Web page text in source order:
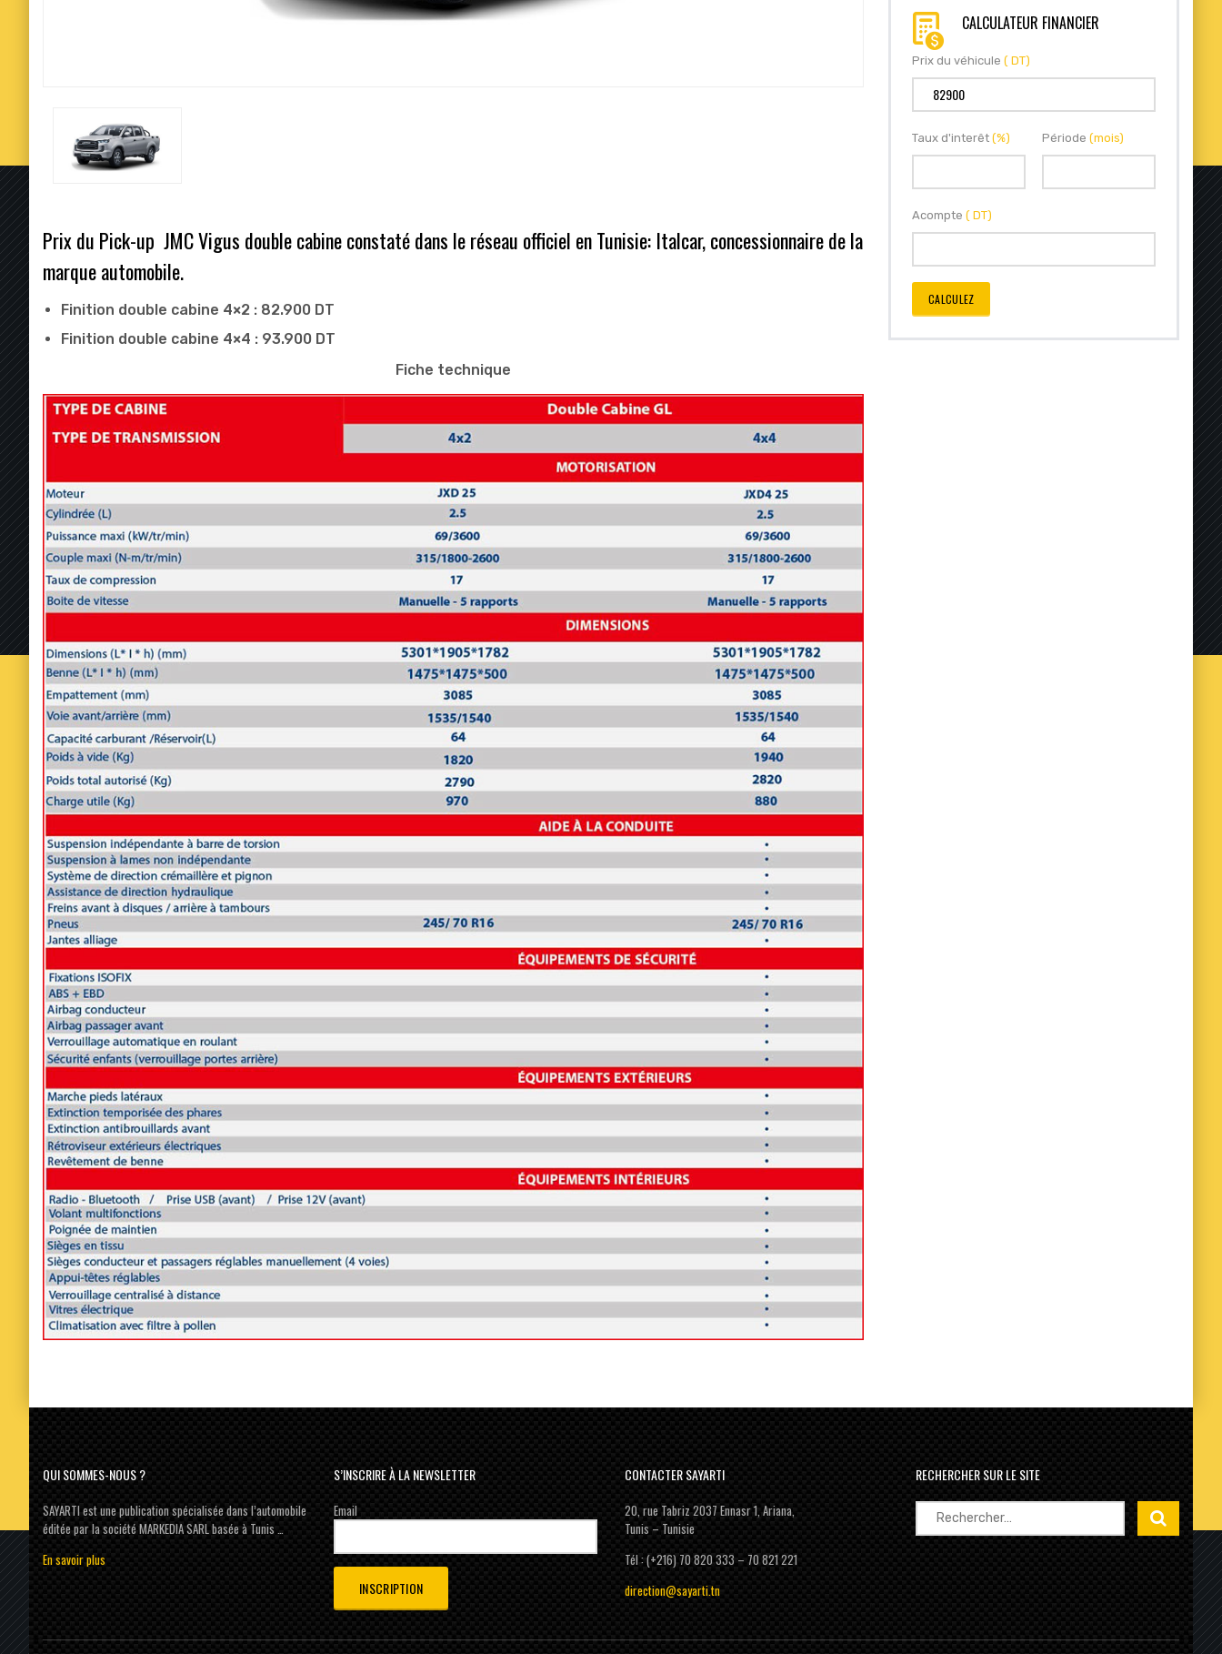
Prix du Pick-up JMC Vigus double cabine constaté dans le réseau officiel en Tunisie: Italcar, concessionnaire de la
marque automobile.
Finition double cabine 4×2 : 82.900 DT
Finition double cabine 4×4 : 93.900 DT
Fiche technique
CALCULATEUR FINANCIER
Prix du véhicule ( DT)
Taux d'interêt (%) Période (mois)
Acompte ( DT)
CALCULEZ
QUI SOMMES-NOUS ?
SAYARTI est une publication spécialisée dans l’automobile
éditée par la société MARKEDIA SARL basée à Tunis …
En savoir plus
S’INSCRIRE À LA NEWSLETTER
Email
CONTACTER SAYARTI
20, rue Tabriz 2037 Ennasr 1, Ariana,
Tunis – Tunisie
Tél : (+216) 70 820 333 – 70 821 221
direction@sayarti.tn
RECHERCHER SUR LE SITE
Rechercher :